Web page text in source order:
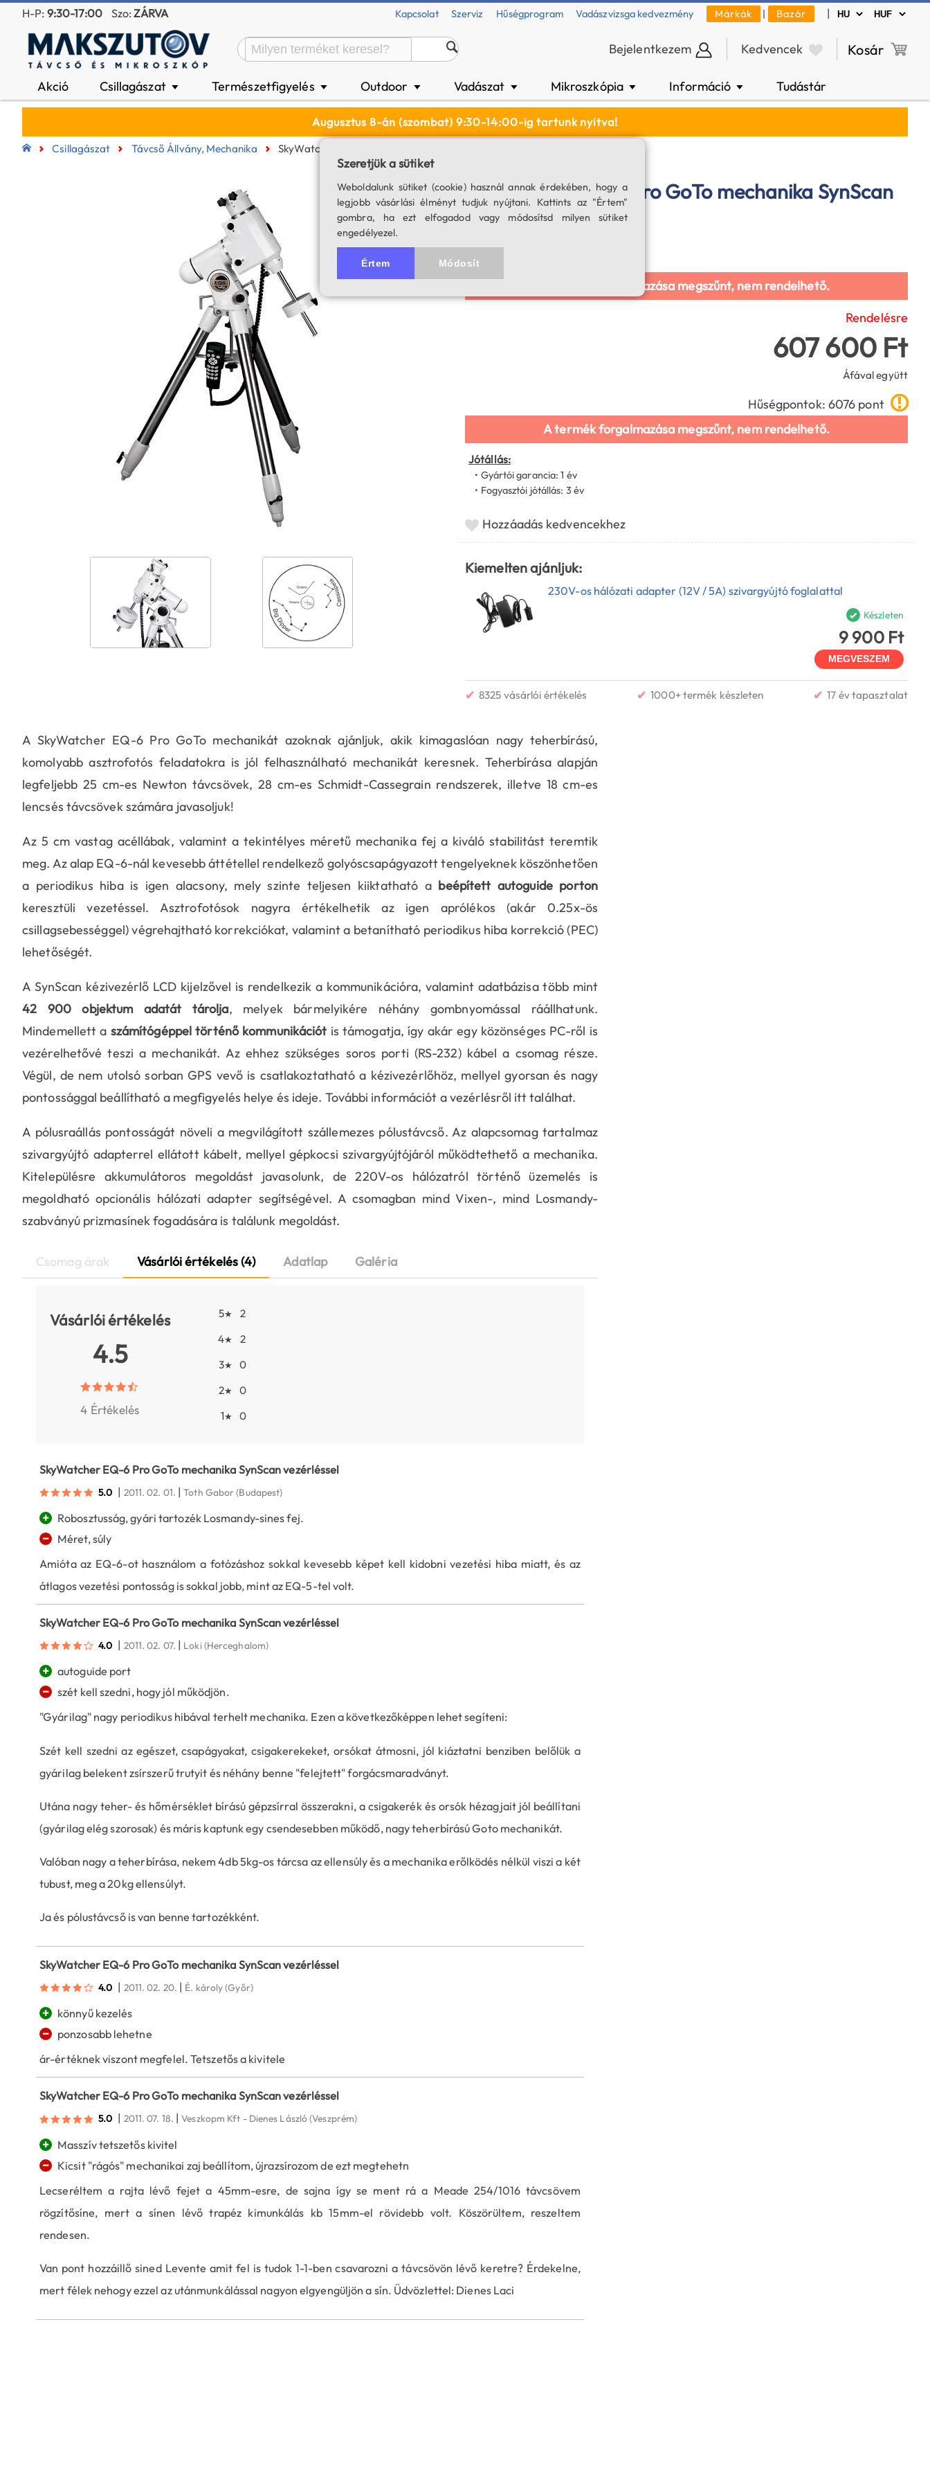
H-P: 9:30-17:00 Szo:ZÁRVA Kapcsolat Szerviz Hűségprogram Vadászvizsga kedvezmény Márkák | Bazár |
Bejelentkezem Kedvencek Kosár
Akció Csillagászat ▼ Természetfigyelés ▼ Outdoor ▼ Vadászat ▼ Mikroszkópia ▼ Információ ▼ Tudástár
Augusztus 8-án (szombat) 9:30-14:00-ig tartunk nyitva!
Csillagászat Távcső Állvány, Mechanika SkyWatcher EQ-6 Pro GoTo Mechanika SynScan Vezérléssel
SkyWatcher EQ-6 Pro GoTo mechanika SynScan
vezérléssel
A termék forgalmazása megszűnt, nem rendelhető.
Rendelésre
607 600 Ft
Áfával együtt
Hűségpontok: 6076 pont
A termék forgalmazása megszűnt, nem rendelhető.
Jótállás:
• Gyártói garancia: 1 év
• Fogyasztói jótállás: 3 év
Hozzáadás kedvencekhez
Kiemelten ajánljuk:
230V-os hálózati adapter (12V / 5A) szivargyújtó foglalattal
Készleten
9 900 Ft
MEGVESZEM
✔ 8325 vásárlói értékelés ✔ 1000+ termék készleten ✔ 17 év tapasztalat
A SkyWatcher EQ-6 Pro GoTo mechanikát azoknak ajánljuk, akik kimagaslóan nagy teherbírású,
komolyabb asztrofotós feladatokra is jól felhasználható mechanikát keresnek. Teherbírása alapján
legfeljebb 25 cm-es Newton távcsövek, 28 cm-es Schmidt-Cassegrain rendszerek, illetve 18 cm-es
lencsés távcsövek számára javasoljuk!
Az 5 cm vastag acéllábak, valamint a tekintélyes méretű mechanika fej a kiváló stabilitást teremtik
meg. Az alap EQ-6-nál kevesebb áttétellel rendelkező golyóscsapágyazott tengelyeknek köszönhetően
a periodikus hiba is igen alacsony, mely szinte teljesen kiiktatható a beépített autoguide porton
keresztüli vezetéssel. Asztrofotósok nagyra értékelhetik az igen aprólékos (akár 0.25x-ös
csillagsebességgel) végrehajtható korrekciókat, valamint a betanítható periodikus hiba korrekció (PEC)
lehetőségét.
A SynScan kézivezérlő LCD kijelzővel is rendelkezik a kommunikációra, valamint adatbázisa több mint
42 900 objektum adatát tárolja, melyek bármelyikére néhány gombnyomással ráállhatunk.
Mindemellett a számítógéppel történő kommunikációt is támogatja, így akár egy közönséges PC-ről is
vezérelhetővé teszi a mechanikát. Az ehhez szükséges soros porti (RS-232) kábel a csomag része.
Végül, de nem utolsó sorban GPS vevő is csatlakoztatható a kézivezérlőhöz, mellyel gyorsan és nagy
pontossággal beállítható a megfigyelés helye és ideje. További információt a vezérlésről itt találhat.
A pólusraállás pontosságát növeli a megvilágított szállemezes pólustávcső. Az alapcsomag tartalmaz
szivargyújtó adapterrel ellátott kábelt, mellyel gépkocsi szivargyújtójáról működtethető a mechanika.
Kitelepülésre akkumulátoros megoldást javasolunk, de 220V-os hálózatról történő üzemelés is
megoldható opcionális hálózati adapter segítségével. A csomagban mind Vixen-, mind Losmandy-
szabványú prizmasínek fogadására is találunk megoldást.
Csomag árak Vásárlói értékelés (4) Adatlap Galéria
Vásárlói értékelés
4.5
4 Értékelés
5★
2
4★
2
3★
0
2★
0
1★ 0
SkyWatcher EQ-6 Pro GoTo mechanika SynScan vezérléssel
5.0 | 2011. 02. 01. |Toth Gabor(Budapest)
+ Robosztusság, gyári tartozék Losmandy-sines fej.
−
Méret, súly
Amióta az EQ-6-ot használom a fotózáshoz sokkal kevesebb képet kell kidobni vezetési hiba miatt, és az
átlagos vezetési pontosság is sokkal jobb, mint az EQ-5-tel volt.
SkyWatcher EQ-6 Pro GoTo mechanika SynScan vezérléssel
4.0 | 2011. 02. 07. | Loki(Herceghalom)
+ autoguide port
− szét kell szedni, hogy jól működjön.
"Gyárilag" nagy periodikus hibával terhelt mechanika. Ezen a következőképpen lehet segíteni:
Szét kell szedni az egészet, csapágyakat, csigakerekeket, orsókat átmosni, jól kiáztatni benziben belőlük a
gyárilag belekent zsírszerű trutyit és néhány benne "felejtett" forgácsmaradványt.
Utána nagy teher- és hőmérséklet bírású gépzsírral összerakni, a csigakerék és orsók hézagjait jól beállítani
(gyárilag elég szorosak) és máris kaptunk egy csendesebben működő, nagy teherbírású Goto mechanikát.
Valóban nagy a teherbírása, nekem 4db 5kg-os tárcsa az ellensúly és a mechanika erőlködés nélkül viszi a két
tubust, meg a 20kg ellensúlyt.
Ja és pólustávcső is van benne tartozékként.
SkyWatcher EQ-6 Pro GoTo mechanika SynScan vezérléssel
4.0 | 2011. 02. 20. | É. károly(Győr)
+ könnyű kezelés
−
ponzosabb lehetne
ár-értéknek viszont megfelel. Tetszetős a kivitele
SkyWatcher EQ-6 Pro GoTo mechanika SynScan vezérléssel
5.0 | 2011. 07. 18. |Veszkopm Kft - Dienes László(Veszprém)
+ Masszív tetszetős kivitel
−
Kicsit "rágós" mechanikai zaj beállítom, újrazsírozom de ezt megtehetn
Lecseréltem a rajta lévő fejet a 45mm-esre, de sajna így se ment rá a Meade 254/1016 távcsövem
rögzítősíne, mert a sínen lévő trapéz kimunkálás kb 15mm-el rövidebb volt. Köszörültem, reszeltem
rendesen.
Van pont hozzáillő sined Levente amit fel is tudok 1-1-ben csavarozni a távcsövön lévő keretre? Érdekelne,
mert félek nehogy ezzel az utánmunkálással nagyon elgyengüljön a sín. Üdvözlettel: Dienes Laci
Szeretjük a sütiket
Weboldalunk sütiket (cookie) használ annak érdekében, hogy a
legjobb vásárlási élményt tudjuk nyújtani. Kattints az "Értem"
gombra, ha ezt elfogadod vagy módosítsd milyen sütiket
engedélyezel.
Értem Módosít